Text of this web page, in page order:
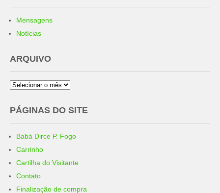
Mensagens
Notícias
ARQUIVO
Arquivo
PÁGINAS DO SITE
Babá Dirce P. Fogo
Carrinho
Cartilha do Visitante
Contato
Finalização de compra